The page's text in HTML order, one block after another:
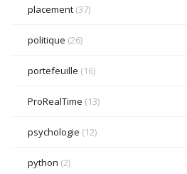
placement (37)
politique (26)
portefeuille (16)
ProRealTime (13)
psychologie (12)
python (2)